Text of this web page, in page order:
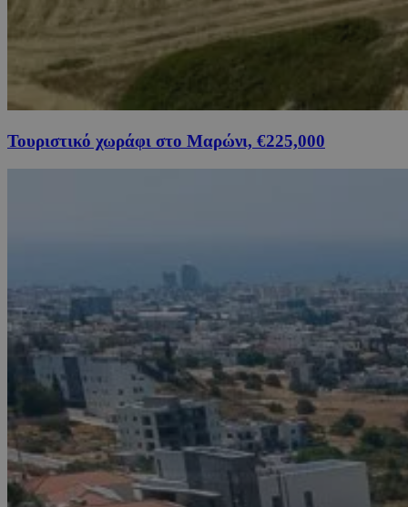
Τουριστικό χωράφι στο Μαρώνι, €225,000